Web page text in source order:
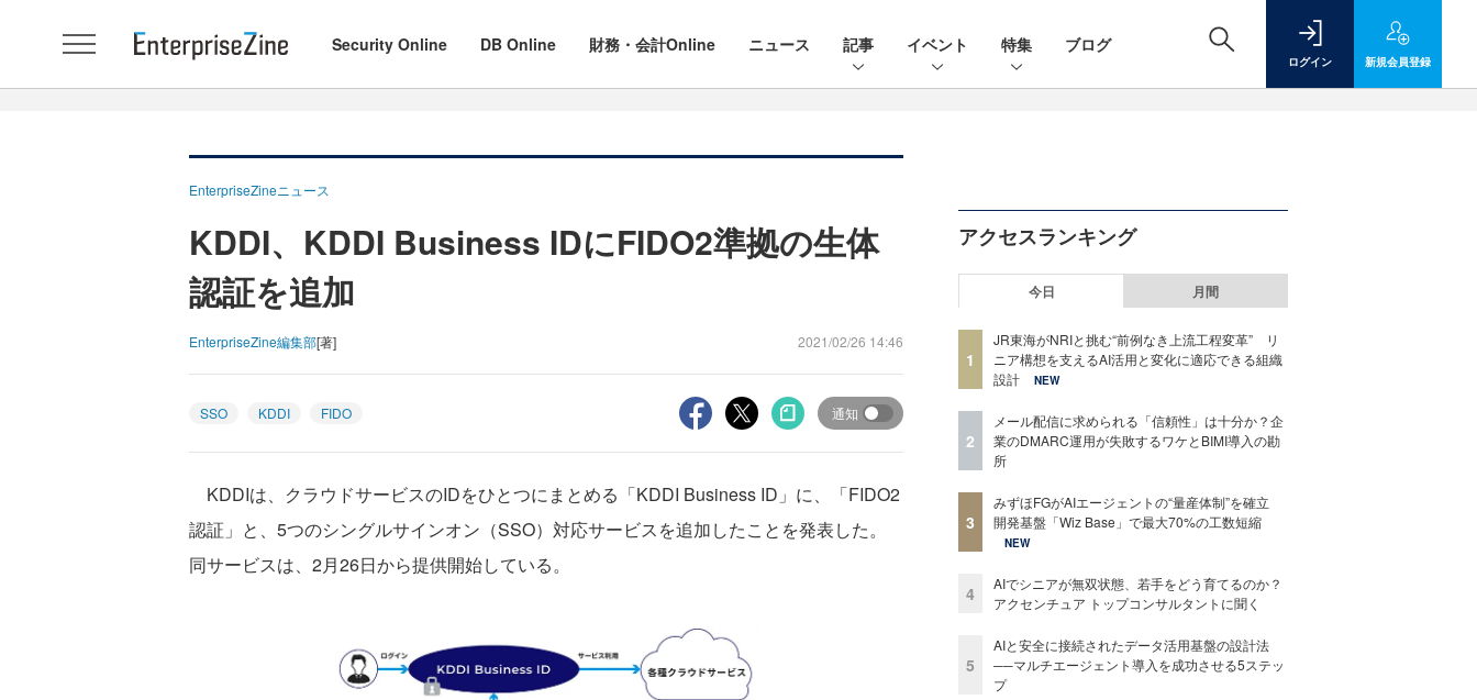
Security Online DB Online 財務・会計Online ニュース 記事 イベント 特集 ブログ
ログイン 新規会員登録
EnterpriseZineニュース
KDDI、KDDI Business IDにFIDO2準拠の生体
認証を追加
EnterpriseZine編集部[著] 2021/02/26 14:46
SSO KDDI FIDO 通知
KDDIは、クラウドサービスのIDをひとつにまとめる「KDDI Business ID」に、「FIDO2
認証」と、5つのシングルサインオン（SSO）対応サービスを追加したことを発表した。
同サービスは、2月26日から提供開始している。
アクセスランキング
今日 月間
1
JR東海がNRIと挑む“前例なき上流工程変革” リ
ニア構想を支えるAI活用と変化に適応できる組織
設計
NEW
2
メール配信に求められる「信頼性」は十分か？企
業のDMARC運用が失敗するワケとBIMI導入の勘
所
3
みずほFGがAIエージェントの“量産体制”を確立
開発基盤「Wiz Base」で最大70%の工数短縮
NEW
4
AIでシニアが無双状態、若手をどう育てるのか？
アクセンチュア トップコンサルタントに聞く
5
AIと安全に接続されたデータ活用基盤の設計法
──マルチエージェント導入を成功させる5ステッ
プ